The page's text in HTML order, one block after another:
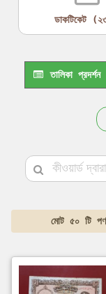
ডাকটিকেট
তালিকা প্রদর্শন
মোট ৫০ টি